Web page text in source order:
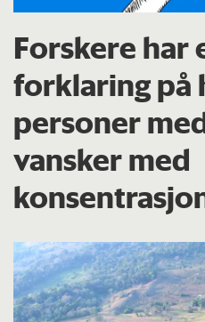
Forskere har
forklaring på
personer
vansker med